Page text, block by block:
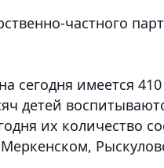
частного
сегодня имеется
детей
их количество